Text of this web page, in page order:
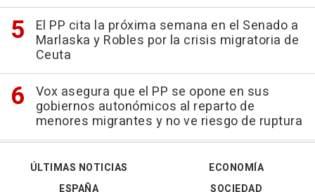
El PP cita la próxima semana en el Senado a
Marlaska y Robles por la crisis migratoria de
Ceuta
Vox asegura que el PP se opone en sus
gobiernos autonómicos al reparto de
menores migrantes y no ve riesgo de ruptura
ÚLTIMAS NOTICIAS
ECONOMÍA